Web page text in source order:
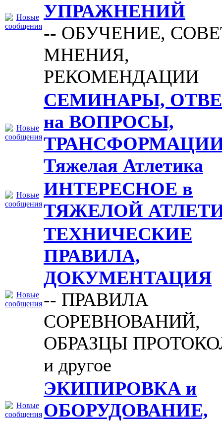
УПРАЖНЕНИЙ
-- ОБУЧЕНИЕ,
МНЕНИЯ,
РЕКОМЕНДАЦИИ
СЕМИНАРЫ,
на ВОПРОСЫ,
Тяжелая Атлетика
ИНТЕРЕСНОЕ в
ТЯЖЕЛОЙ
ТЕХНИЧЕСКИЕ
ПРАВИЛА,
ДОКУМЕНТАЦИЯ
-- ПРАВИЛА
СОРЕВНОВАНИЙ,
ОБРАЗЦЫ
и другое
ЭКИПИРОВКА и
ОБОРУДОВАНИЕ,